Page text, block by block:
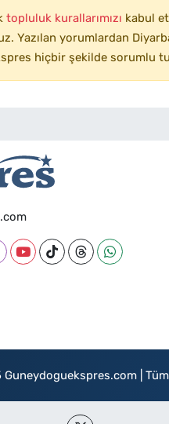
topluluk kurallarımızı kabul
Yazılan yorumlardan
hiçbir şekilde sorumlu
| Tüm